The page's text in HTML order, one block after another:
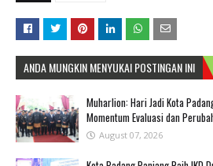
ANDA MUNGKIN MENYUKAI POSTINGAN INI
Muharlion: Hari Jadi Kota
Momentum Evaluasi dan
August 07, 2026